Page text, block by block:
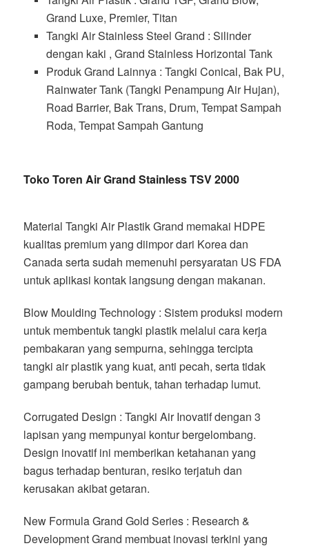
Grand Luxe, Premier, Titan
Tangki Air Stainless Steel Grand : Silinder
dengan kaki , Grand Stainless Horizontal Tank
Produk Grand Lainnya : Tangki Conical, Bak PU,
Rainwater Tank (Tangki Penampung Air Hujan),
Road Barrier, Bak Trans, Drum, Tempat Sampah
Roda, Tempat Sampah Gantung
Toko Toren Air Grand Stainless TSV 2000
Material Tangki Air Plastik Grand memakai HDPE
kualitas premium yang diimpor dari Korea dan
Canada serta sudah memenuhi persyaratan US FDA
untuk aplikasi kontak langsung dengan makanan.
Blow Moulding Technology : Sistem produksi modern
untuk membentuk tangki plastik melalui cara kerja
pembakaran yang sempurna, sehingga tercipta
tangki air plastik yang kuat, anti pecah, serta tidak
gampang berubah bentuk, tahan terhadap lumut.
Corrugated Design : Tangki Air Inovatif dengan 3
lapisan yang mempunyai kontur bergelombang.
Design inovatif ini memberikan ketahanan yang
bagus terhadap benturan, resiko terjatuh dan
kerusakan akibat getaran.
New Formula Grand Gold Series : Research &
Development Grand membuat inovasi terkini yang